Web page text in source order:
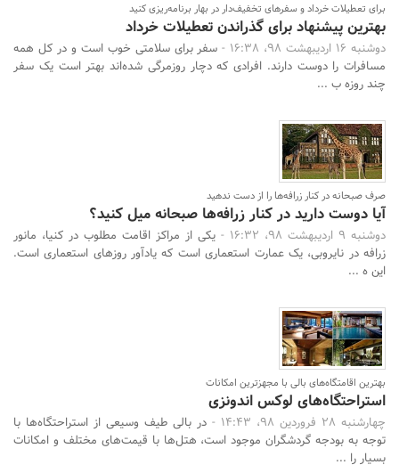
برای تعطیلات خرداد و سفرهای تخفیف‌دار در بهار برنامه‌ریزی کنید
بهترین پیشنهاد برای گذراندن تعطیلات خرداد
دوشنبه 16 اردیبهشت 98، 16:38 -
سفر برای سلامتی خوب است و در کل همه
مسافرات را دوست دارند. افرادی که دچار روزمرگی شده‌اند بهتر است یک سفر
چند روزه ب ...
صرف صبحانه در کنار زرافه‌ها را از دست ندهید
آیا دوست دارید در کنار زرافه‌ها صبحانه میل کنید؟
دوشنبه 9 اردیبهشت 98، 16:32 -
یکی از مراکز اقامت مطلوب در کنیا، مانور
زرافه در نایروبی، یک عمارت استعماری است که یادآور روزهای استعماری است.
این ه ...
بهترین اقامتگاه‌های بالی با مجهزترین امکانات
استراحتگاه‌های لوکس اندونزی
چهارشنبه 28 فروردین 98، 14:43 -
در بالی طیف وسیعی از استراحتگاه‌ها با
توجه به بودجه گردشگران موجود است، هتل‌ها با قیمت‌های مختلف و امکانات
بسیار را ...